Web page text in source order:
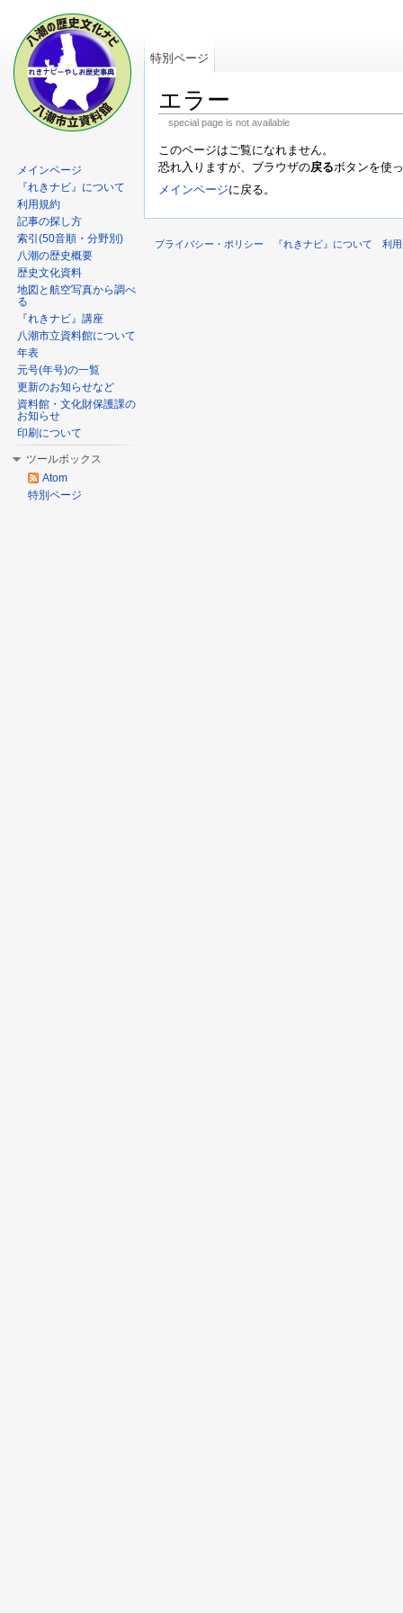
エラー
special page is not available
このページはご覧になれません。
恐れ入りますが、ブラウザの戻るボタンを使
メインページに戻る。
特別ページ
メインページ
『れきナビ』について
利用規約
記事の探し方
索引(50音順・分野別)
八潮の歴史概要
歴史文化資料
地図と航空写真から調べ
る
『れきナビ』講座
八潮市立資料館について
年表
元号(年号)の一覧
更新のお知らせなど
資料館・文化財保護課の
お知らせ
印刷について
ツールボックス
Atom
特別ページ
プライバシー・ポリシー 『れきナビ』について 利